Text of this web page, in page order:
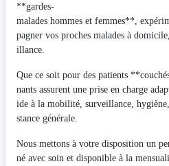
**gardes-
malades hommes et femmes**,
pagner vos proches malades à
illance.
Que ce soit pour des patients
nants assurent une prise en charge
ide à la mobilité, surveillance,
stance générale.
Nous mettons à votre disposition un
né avec soin et disponible à la